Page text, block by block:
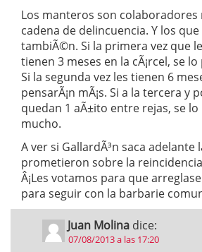
Los manteros son colaboradores
cadena de delincuencia. Y los
tambiÃ©n. Si la primera vez que
tienen 3 meses en la cÃ¡rcel, se lo
Si la segunda vez les tienen 6
pensarÃ¡n mÃ¡s. Si a la tercera y
quedan 1 aÃ±ito entre rejas, se lo
mucho.
A ver si GallardÃ³n saca adelante
prometieron sobre la
Â¡Les votamos para que
para seguir con la barbarie
Juan Molina dice:
07/08/2013 a las 17:20